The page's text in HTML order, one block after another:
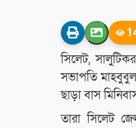
সিলেট,
সভাপতি
ছাড়া বাস
তারা সিলেট